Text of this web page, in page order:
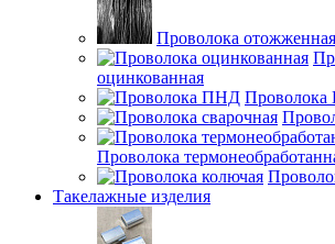
Проволока
оцинкованная
Проволока
Такелажные изделия